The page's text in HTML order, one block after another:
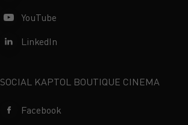
YouTube
LinkedIn
SOCIAL KAPTOL BOUTIQUE CINEMA
Facebook